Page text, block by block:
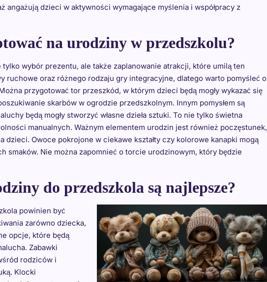
angażują dzieci w aktywności wymagające myślenia i współpracy z
na urodziny w przedszkolu?
wybór prezentu, ale także zaplanowanie atrakcji, które umilą ten
ruchowe oraz różnego rodzaju gry integracyjne, dlatego warto pomyśleć o
przygotować tor przeszkód, w którym dzieci będą mogły wykazać się
skarbów w ogrodzie przedszkolnym. Innym pomysłem są
będą mogły stworzyć własne dzieła sztuki. To nie tylko świetna
manualnych. Ważnym elementem urodzin jest również poczęstunek,
dzieci. Owoce pokrojone w ciekawe kształty czy kolorowe kanapki mogą
smaków. Nie można zapomnieć o torcie urodzinowym, który będzie
do przedszkola są najlepsze?
powinien być
zarówno dziecka,
opcje, które będą
Zabawki
rodziców i
Klocki